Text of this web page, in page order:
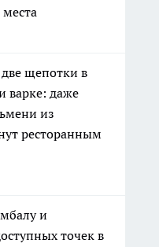
щепотки в
варке: даже
из
ресторанным
и
точек в